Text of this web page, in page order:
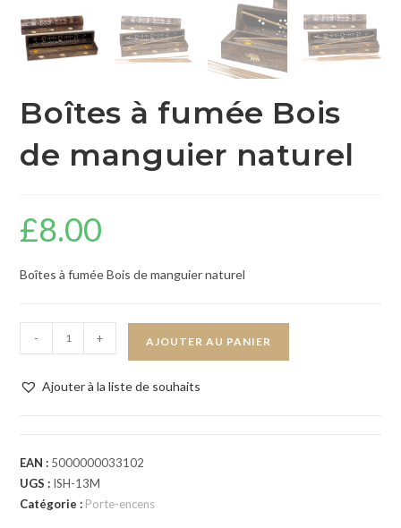
Boîtes à fumée Bois
de manguier naturel
£8.00
Boîtes à fumée Bois de manguier naturel
- + AJOUTER AU PANIER
Ajouter à la liste de souhaits
EAN : 5000000033102
UGS : ISH-13M
Catégorie : Porte-encens